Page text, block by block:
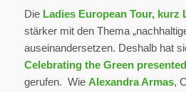
Die Ladies European Tour, kurz
stärker mit den Thema
auseinandersetzen. Deshalb hat
Celebrating the Green
gerufen. Wie Alexandra Armas,